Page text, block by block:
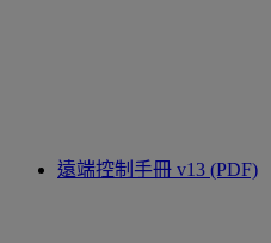
遠端控制手冊 v13 (PDF)